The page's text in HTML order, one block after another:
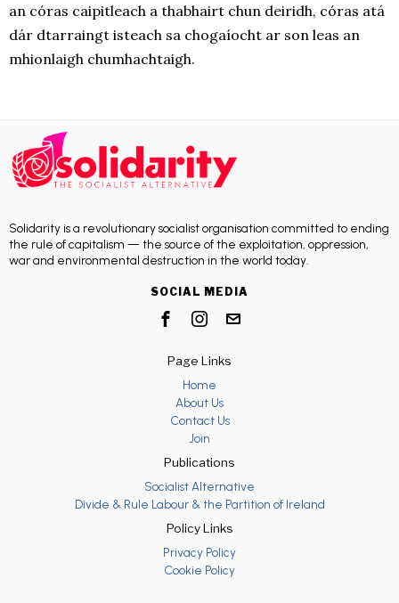
an córas caipitleach a thabhairt chun deiridh, córas atá
dár dtarraingt isteach sa chogaíocht ar son leas an
mhionlaigh chumhachtaigh.
Solidarity is a revolutionary socialist organisation committed to ending
the rule of capitalism — the source of the exploitation, oppression,
war and environmental destruction in the world today.
SOCIAL MEDIA
Page Links
Home
About Us
Contact Us
Join
Publications
Socialist Alternative
Divide & Rule Labour & the Partition of Ireland
Policy Links
Privacy Policy
Cookie Policy